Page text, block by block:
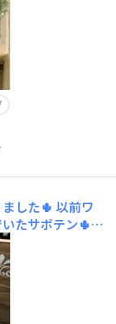
した🌵 以前ワ
たサボテン🌵マ
冠になりまし
)ずいぶん大き
るサボテンだっ
目標達成❤️